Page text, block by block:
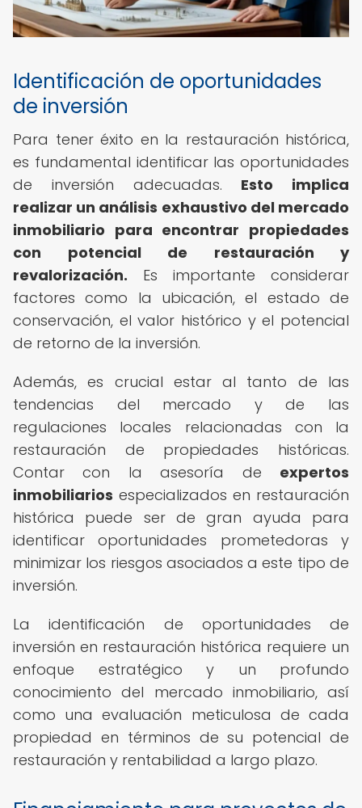
Identificación de oportunidades
de inversión
Para tener éxito en la restauración histórica,
es fundamental identificar las oportunidades
de inversión adecuadas. Esto implica
realizar un análisis exhaustivo del mercado
inmobiliario para encontrar propiedades
con potencial de restauración y
revalorización. Es importante considerar
factores como la ubicación, el estado de
conservación, el valor histórico y el potencial
de retorno de la inversión.
Además, es crucial estar al tanto de las
tendencias del mercado y de las
regulaciones locales relacionadas con la
restauración de propiedades históricas.
Contar con la asesoría de expertos
inmobiliarios especializados en restauración
histórica puede ser de gran ayuda para
identificar oportunidades prometedoras y
minimizar los riesgos asociados a este tipo de
inversión.
La identificación de oportunidades de
inversión en restauración histórica requiere un
enfoque estratégico y un profundo
conocimiento del mercado inmobiliario, así
como una evaluación meticulosa de cada
propiedad en términos de su potencial de
restauración y rentabilidad a largo plazo.